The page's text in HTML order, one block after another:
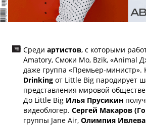
Среди артистов, с которыми
Amatory, Смоки Мо, Bzik, «Animal
даже группа «Премьер-министр».
Drinking от Little Big пародирует
представления мировой
До Little Big Илья Прусикин
видеоблогер. Сергей Макаров
группы Jane Air, Олимпия Ивлева